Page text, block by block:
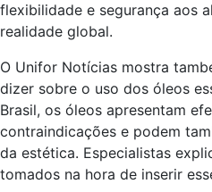
flexibilidade e segurança aos
realidade global.
O Unifor Notícias mostra
dizer sobre o uso dos óleos
Brasil, os óleos apresentam
contraindicações e podem
da estética. Especialistas
tomados na hora de inserir